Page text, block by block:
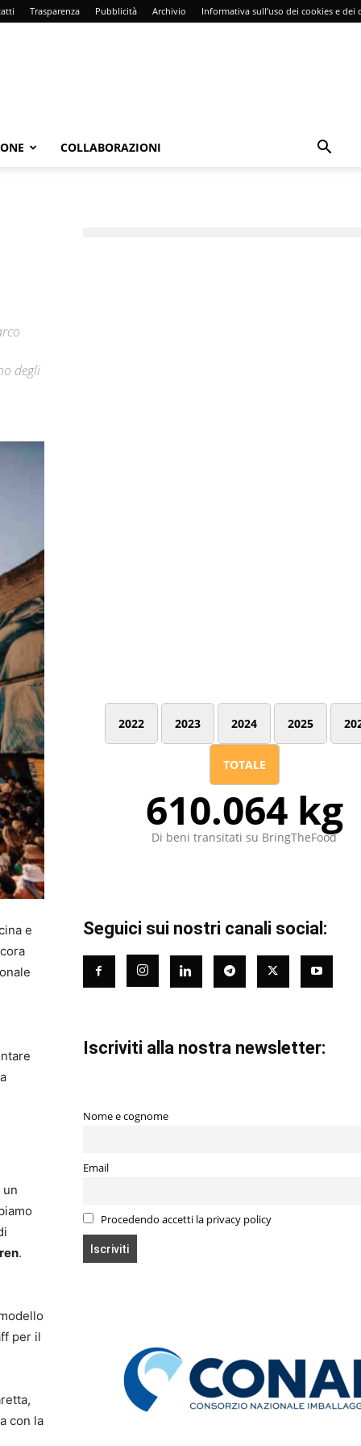
Trasparenza Pubblicità Archivio Informativa sull’uso dei cookies e dei
COLLABORAZIONI
degli
e
.
per il
con la
2022 2023 2024 2025
TOTALE
610.064 kg
Di beni transitati su BringTheFood
Seguici sui nostri canali social:
Iscriviti alla nostra newsletter:
Nome e cognome
Email
Procedendo accetti la privacy policy